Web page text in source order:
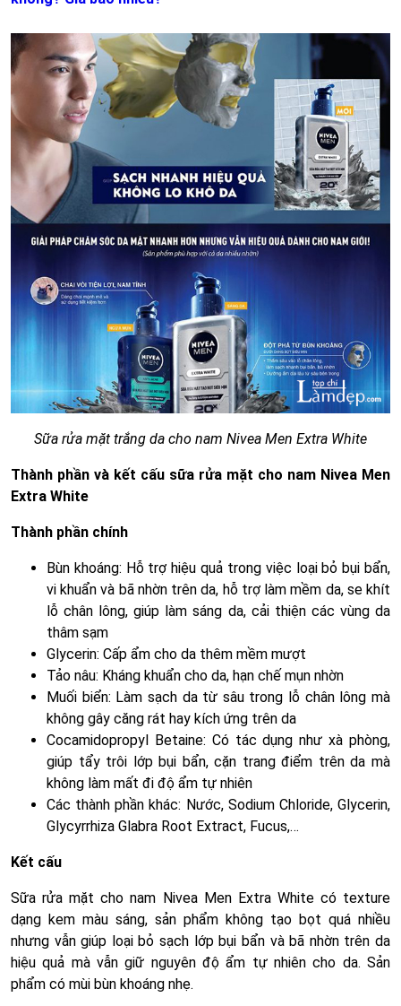
Sữa rửa mặt trắng da cho nam Nivea Men Extra White
Thành phần và kết cấu sữa rửa mặt cho nam Nivea Men
Extra White
Thành phần chính
Bùn khoáng: Hỗ trợ hiệu quả trong việc loại bỏ bụi bẩn,
vi khuẩn và bã nhờn trên da, hỗ trợ làm mềm da, se khít
lỗ chân lông, giúp làm sáng da, cải thiện các vùng da
thâm sạm
Glycerin: Cấp ẩm cho da thêm mềm mượt
Tảo nâu: Kháng khuẩn cho da, hạn chế mụn nhờn
Muối biển: Làm sạch da từ sâu trong lỗ chân lông mà
không gây căng rát hay kích ứng trên da
Cocamidopropyl Betaine: Có tác dụng như xà phòng,
giúp tẩy trôi lớp bụi bẩn, cặn trang điểm trên da mà
không làm mất đi độ ẩm tự nhiên
Các thành phần khác: Nước, Sodium Chloride, Glycerin,
Glycyrrhiza Glabra Root Extract, Fucus,…
Kết cấu
Sữa rửa mặt cho nam Nivea Men Extra White có texture
dạng kem màu sáng, sản phẩm không tạo bọt quá nhiều
nhưng vẫn giúp loại bỏ sạch lớp bụi bẩn và bã nhờn trên da
hiệu quả mà vẫn giữ nguyên độ ẩm tự nhiên cho da. Sản
phẩm có mùi bùn khoáng nhẹ.